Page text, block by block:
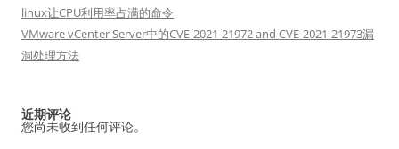
linux让CPU利用率占满的命令
VMware vCenter Server中的CVE-2021-21972 and CVE-2021-21973漏
洞处理方法
近期评论
您尚未收到任何评论。